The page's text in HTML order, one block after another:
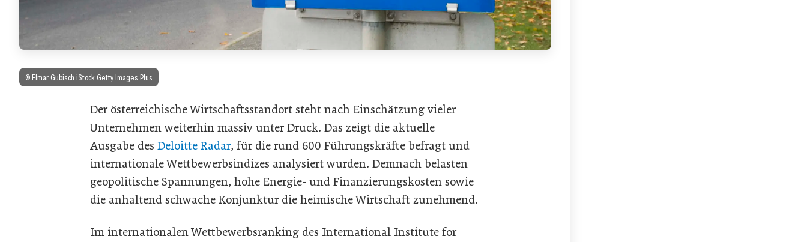
© Elmar Gubisch iStock Getty Images Plus
Der österreichische Wirtschaftsstandort steht nach Einschätzung vieler
Unternehmen weiterhin massiv unter Druck. Das zeigt die aktuelle
Ausgabe des Deloitte Radar, für die rund 600 Führungskräfte befragt und
internationale Wettbewerbsindizes analysiert wurden. Demnach belasten
geopolitische Spannungen, hohe Energie- und Finanzierungskosten sowie
die anhaltend schwache Konjunktur die heimische Wirtschaft zunehmend.
Im internationalen Wettbewerbsranking des International Institute for